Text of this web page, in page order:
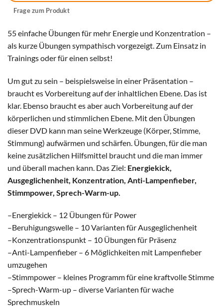
Frage zum Produkt
55 einfache Übungen für mehr Energie und Konzentration –
als kurze Übungen sympathisch vorgezeigt. Zum Einsatz in
Trainings oder für einen selbst!
Um gut zu sein – beispielsweise in einer Präsentation –
braucht es Vorbereitung auf der inhaltlichen Ebene. Das ist
klar. Ebenso braucht es aber auch Vorbereitung auf der
körperlichen und stimmlichen Ebene. Mit den Übungen
dieser DVD kann man seine Werkzeuge (Körper, Stimme,
Stimmung) aufwärmen und schärfen. Übungen, für die man
keine zusätzlichen Hilfsmittel braucht und die man immer
und überall machen kann. Das Ziel: Energiekick,
Ausgeglichenheit, Konzentration, Anti-Lampenfieber,
Stimmpower, Sprech-Warm-up.
–Energiekick – 12 Übungen für Power
–Beruhigungswelle – 10 Varianten für Ausgeglichenheit
–Konzentrationspunkt – 10 Übungen für Präsenz
–Anti-Lampenfieber – 6 Möglichkeiten mit Lampenfieber
umzugehen
–Stimmpower – kleines Programm für eine kraftvolle Stimme
–Sprech-Warm-up – diverse Varianten für wache
Sprechmuskeln